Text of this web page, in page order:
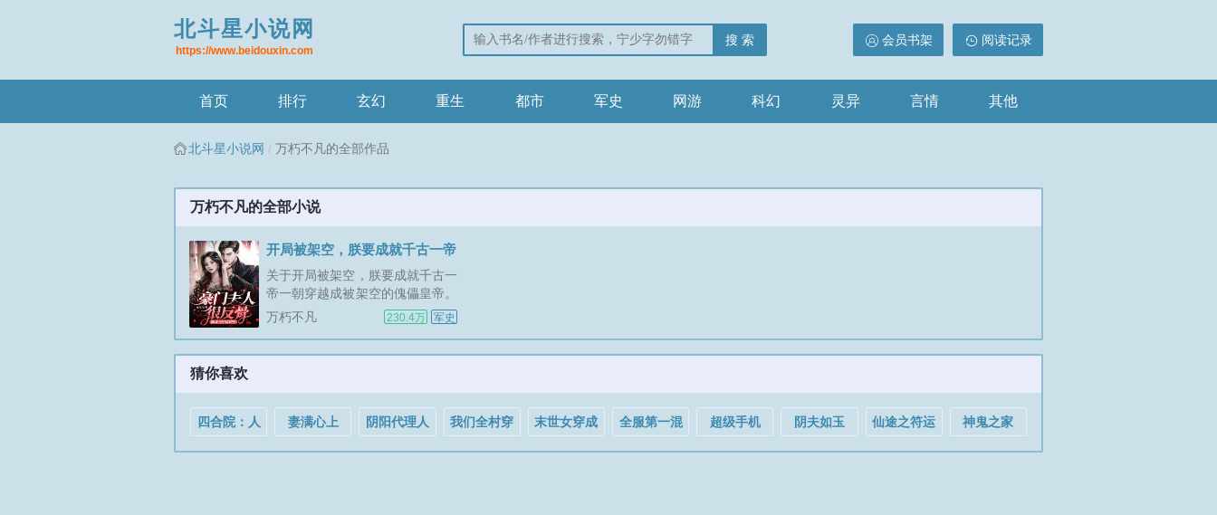
北斗星小说网
https://www.beidouxin.com
阅读记录
会员书架
搜 索
首页 排行 玄幻 重生 都市 军史 网游 科幻 灵异 言情 其他
北斗星小说网 万朽不凡的全部作品
万朽不凡的全部小说
开局被架空，朕要成就千古一帝
关于开局被架空，朕要成就千古一
帝一朝穿越成被架空的傀儡皇帝。
重活一世成帝皇，岂能甘居于人
万朽不凡 230.4万 军史
猜你喜欢
四合院：人
间清醒许大
妻满心上 阴阳代理人
我们全村穿
九零啦
末世女穿成
七零女主的
全服第一混
分王[星际]
超级手机 阴夫如玉
仙途之符运
通天
神鬼之家